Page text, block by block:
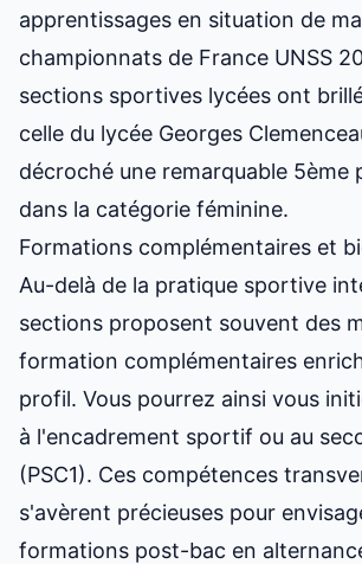
apprentissages en situation de
championnats de France UNSS
sections sportives lycées ont
celle du lycée Georges
décroché une remarquable 5ème
dans la catégorie féminine.
Formations complémentaires et
Au-delà de la pratique sportive
sections proposent souvent des
formation complémentaires
profil. Vous pourrez ainsi vous
à l'encadrement sportif ou au
(PSC1). Ces compétences
s'avèrent précieuses pour
formations post-bac en